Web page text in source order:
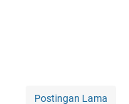
Postingan Lama